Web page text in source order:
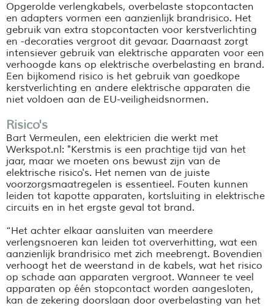
Opgerolde verlengkabels, overbelaste stopcontacten
en adapters vormen een aanzienlijk brandrisico. Het
gebruik van extra stopcontacten voor kerstverlichting
en -decoraties vergroot dit gevaar. Daarnaast zorgt
intensiever gebruik van elektrische apparaten voor een
verhoogde kans op elektrische overbelasting en brand.
Een bijkomend risico is het gebruik van goedkope
kerstverlichting en andere elektrische apparaten die
niet voldoen aan de EU-veiligheidsnormen.
Risico's
Bart Vermeulen, een elektricien die werkt met
Werkspot.nl: "Kerstmis is een prachtige tijd van het
jaar, maar we moeten ons bewust zijn van de
elektrische risico's. Het nemen van de juiste
voorzorgsmaatregelen is essentieel. Fouten kunnen
leiden tot kapotte apparaten, kortsluiting in elektrische
circuits en in het ergste geval tot brand.
“Het achter elkaar aansluiten van meerdere
verlengsnoeren kan leiden tot oververhitting, wat een
aanzienlijk brandrisico met zich meebrengt. Bovendien
verhoogt het de weerstand in de kabels, wat het risico
op schade aan apparaten vergroot. Wanneer te veel
apparaten op één stopcontact worden aangesloten,
kan de zekering doorslaan door overbelasting van het